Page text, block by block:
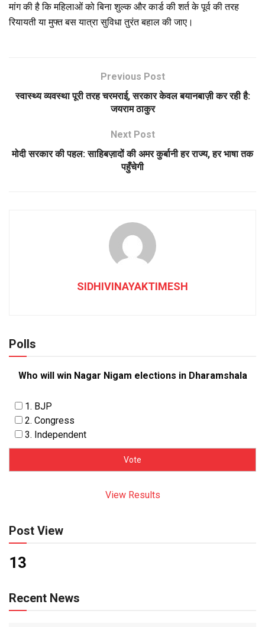
मांग की है कि महिलाओं को बिना शुल्क और कार्ड की शर्त के पूर्व की तरह
रियायती या मुफ्त बस यात्रा सुविधा तुरंत बहाल की जाए।
Previous Post
स्वास्थ्य व्यवस्था पूरी तरह चरमराई, सरकार केवल बयानबाज़ी कर रही है:
जयराम ठाकुर
Next Post
मोदी सरकार की पहल: साहिबज़ादों की अमर कुर्बानी हर राज्य, हर भाषा तक
पहुँचेगी
SIDHIVINAYAKTIMESH
Polls
Who will win Nagar Nigam elections in Dharamshala
1. BJP
2. Congress
3. Independent
View Results
Post View
13
Recent News